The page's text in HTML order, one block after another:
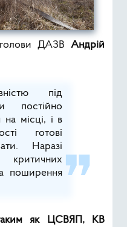
голови ДАЗВАндрій
під
постійно
місці, і в
готові
Наразі
поширення
таким як ЦСВЯП, КВ